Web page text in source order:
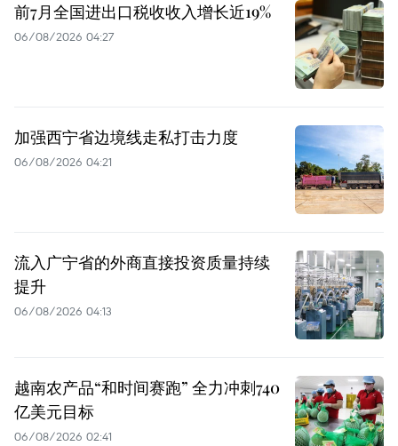
前7月全国进出口税收收入增长近19%
06/08/2026 04:27
加强西宁省边境线走私打击力度
06/08/2026 04:21
流入广宁省的外商直接投资质量持续
提升
06/08/2026 04:13
越南农产品“和时间赛跑” 全力冲刺740
亿美元目标
06/08/2026 02:41